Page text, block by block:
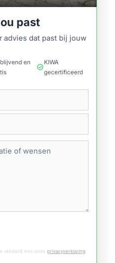
past
advies dat past bij jouw
en
check_circle
KIWA
gecertificeerd
akkoord met onze privacyverklaring.